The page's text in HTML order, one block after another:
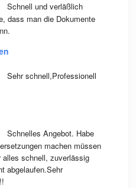
Schnell und verläßlich
dass man die Dokumente
Sehr schnell,Professionell
Schnelles Angebot. Habe
machen müssen
schnell, zuverlässig
abgelaufen.Sehr